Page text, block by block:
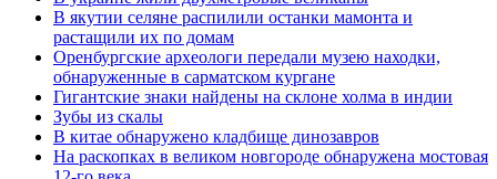
В якутии селяне распилили останки мамонта и
растащили их по домам
Оренбургские археологи передали музею находки,
обнаруженные в сарматском кургане
Гигантские знаки найдены на склоне холма в индии
Зубы из скалы
В китае обнаружено кладбище динозавров
На раскопках в великом новгороде обнаружена мостовая